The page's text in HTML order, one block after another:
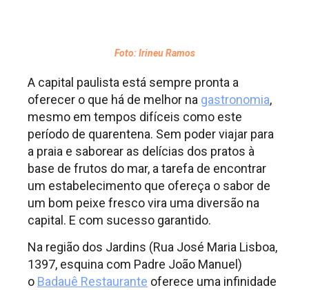
Foto: Irineu Ramos
A capital paulista está sempre pronta a
oferecer o que há de melhor na gastronomia,
mesmo em tempos difíceis como este
período de quarentena. Sem poder viajar para
a praia e saborear as delícias dos pratos à
base de frutos do mar, a tarefa de encontrar
um estabelecimento que ofereça o sabor de
um bom peixe fresco vira uma diversão na
capital. E com sucesso garantido.
Na região dos Jardins (Rua José Maria Lisboa,
1397, esquina com Padre João Manuel)
o Badauê Restaurante oferece uma infinidade